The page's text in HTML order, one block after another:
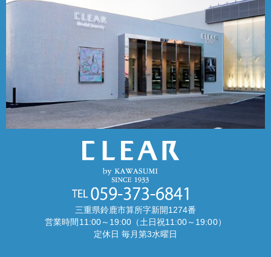
三重県鈴鹿市算所字新開1274番
営業時間11:00～19:00（土日祝11:00～19:00）
定休日 毎月第3水曜日